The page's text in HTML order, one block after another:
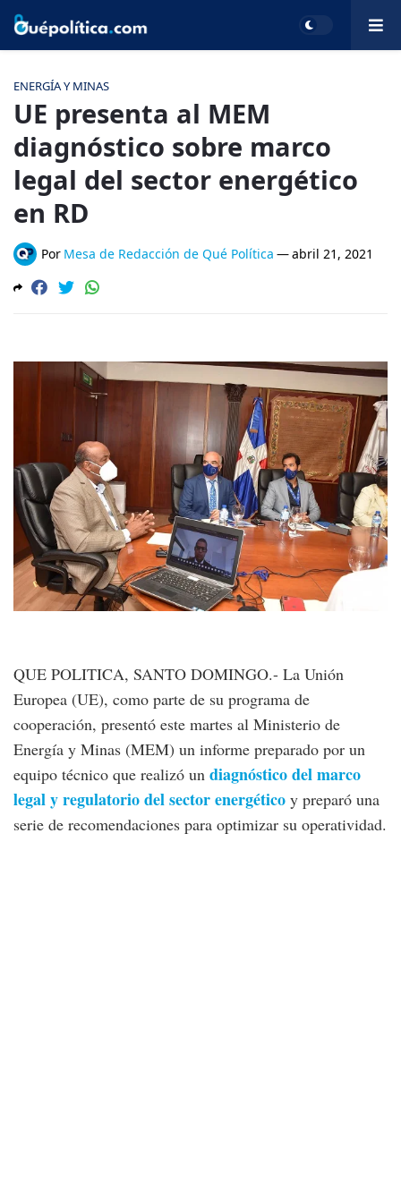
ENERGÍA Y MINAS
UE presenta al MEM
diagnóstico sobre marco
legal del sector energético
en RD
Por Mesa de Redacción de Qué Política —abril 21, 2021
QUE POLITICA, SANTO DOMINGO.- La Unión
Europea (UE), como parte de su programa de
cooperación, presentó este martes al Ministerio de
Energía y Minas (MEM) un informe preparado por un
equipo técnico que realizó un diagnóstico del marco
legal y regulatorio del sector energético y preparó una
serie de recomendaciones para optimizar su operatividad.